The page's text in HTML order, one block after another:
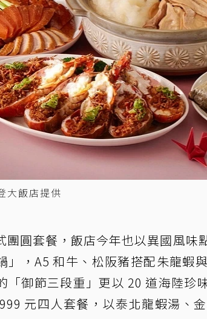
大飯店提供
團圓套餐，飯店今年也以異國風味
」，A5 和牛、松阪豬搭配朱龍蝦
「御節三段重」更以 20 道海陸珍
元四人套餐，以泰北龍蝦湯、